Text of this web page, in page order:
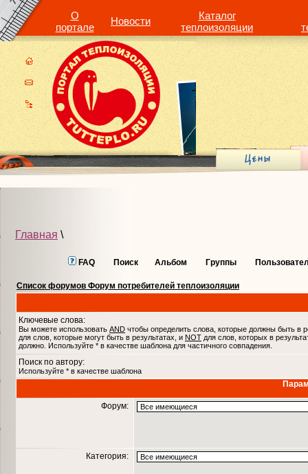
О
портале
Новости
Каталог
теплоизоляции
Главная \
FAQ Поиск Альбом Группы
Список форумов Форум потребителей теплоизоляции
Ключевые слова:
Вы можете использовать AND чтобы определить слова, которые должны быть в
для слов, которые могут быть в результатах, и NOT для слов, которых в
должно. Используйте * в качестве шаблона для частичного совпадения.
Поиск по автору:
Используйте * в качестве шаблона
Форум:
Категория: